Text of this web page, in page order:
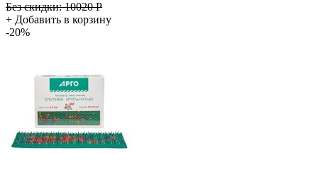
Без скидки:10020 Р
+ Добавить в корзину
-20%